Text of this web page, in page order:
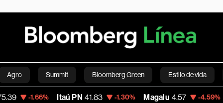
Agro Summit Bloomberg Green Estilo de vida
pessoais Viagens Internacional Brasil
Itaú PN 41.83 -1.30% Magalu 4.57 -4.59% Bitcoin